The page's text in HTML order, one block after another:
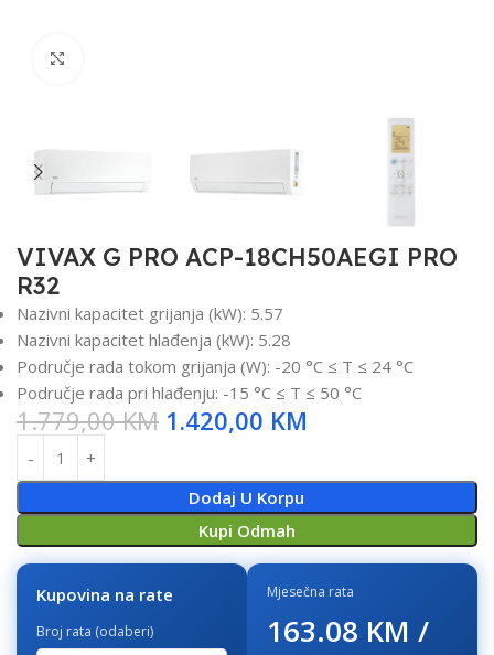
VIVAX G PRO ACP-18CH50AEGI PRO
R32
Nazivni kapacitet grijanja (kW): 5.57
Nazivni kapacitet hlađenja (kW): 5.28
Područje rada tokom grijanja (W): -20 °C ≤ T ≤ 24 °C
Područje rada pri hlađenju: -15 °C ≤ T ≤ 50 °C
1.779,00KM 1.420,00 KM
Dodaj U Korpu
Kupi Odmah
Kupovina na rate
Broj rata (odaberi)
Mjesečna rata
163.08 KM /